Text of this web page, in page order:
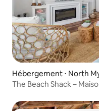
Hébergement ⋅ North
The Beach Shack –